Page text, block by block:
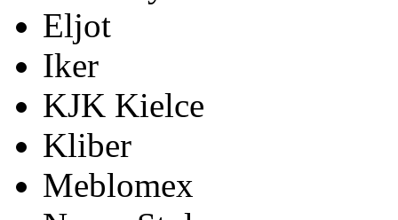
Eljot
Iker
KJK Kielce
Kliber
Meblomex